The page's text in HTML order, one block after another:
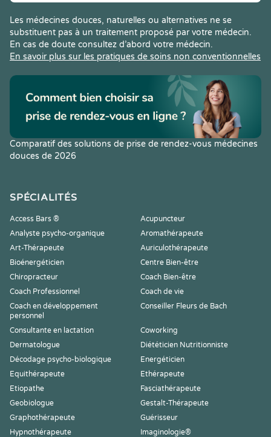
Les médecines douces, naturelles ou alternatives ne se
substituent pas à un traitement proposé par votre médecin.
En cas de doute consultez d’abord votre médecin.
En savoir plus sur les pratiques de soins non conventionnelles
Comparatif des solutions de prise de rendez-vous médecines
douces de 2026
SPÉCIALITÉS
Access Bars ®
Acupuncteur
Analyste psycho-organique
Aromathérapeute
Art-Thérapeute
Auriculothérapeute
Bioénergéticien
Centre Bien-être
Chiropracteur
Coach Bien-être
Coach Professionnel
Coach de vie
Coach en développement
personnel
Conseiller Fleurs de Bach
Consultante en lactation
Coworking
Dermatologue
Diététicien Nutritionniste
Décodage psycho-biologique
Energéticien
Equithérapeute
Ethérapeute
Etiopathe
Fasciathérapeute
Geobiologue
Gestalt-Thérapeute
Graphothérapeute
Guérisseur
Hypnothérapeute
Imaginologie®